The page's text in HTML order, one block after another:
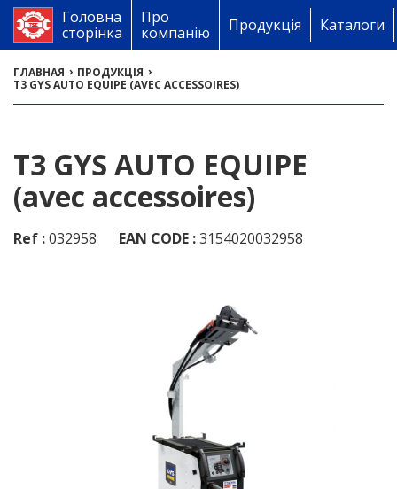
Головна
сторінка
Про
компанію
Продукція Каталоги
ГЛАВНАЯ › ПРОДУКЦІЯ ›
T3 GYS AUTO EQUIPE (AVEC ACCESSOIRES)
T3 GYS AUTO EQUIPE
(avec accessoires)
Ref :032958 EAN CODE :3154020032958